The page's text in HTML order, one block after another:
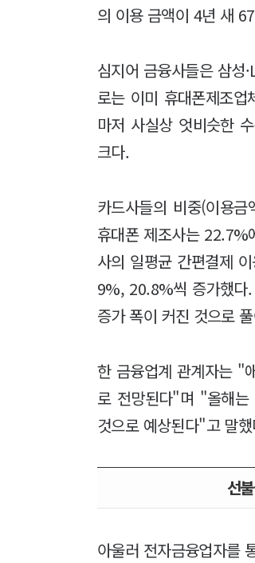
의 이용 금액이 4년 새
심지어 금융사들은 삼성
로는 이미 휴대폰제조
마저 사실상 엇비슷한
크다.
카드사들의 비중(이용
휴대폰 제조사는
사의 일평균 간편결제
9%, 20.8%씩 증가했다.
증가 폭이 커진 것으로
한 금융업계 관계자는 "
로 전망된다"며 "올해는
것으로 예상된다"고 말
선
아울러 전자금융업자를